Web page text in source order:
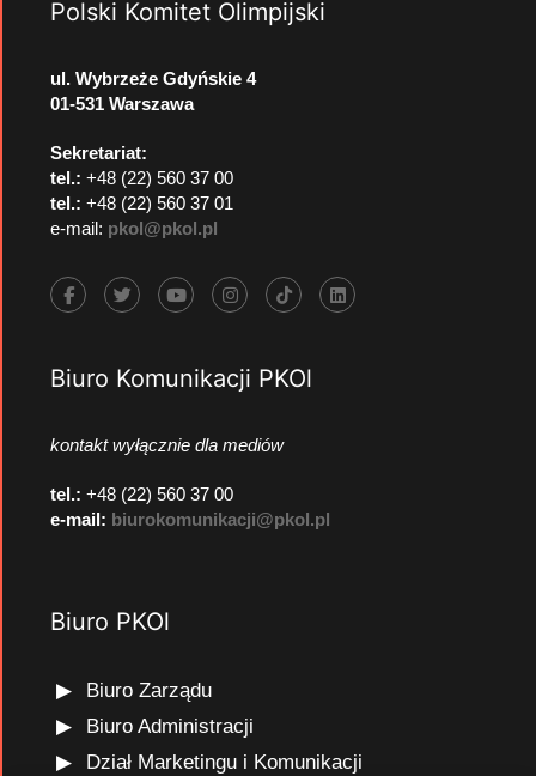
Polski Komitet Olimpijski
ul. Wybrzeże Gdyńskie 4
01-531 Warszawa
Sekretariat:
tel.: +48 (22) 560 37 00
tel.: +48 (22) 560 37 01
e-mail: pkol@pkol.pl
Biuro Komunikacji PKOl
kontakt wyłącznie dla mediów
tel.: +48 (22) 560 37 00
e-mail: biurokomunikacji@pkol.pl
Biuro PKOl
Biuro Zarządu
Biuro Administracji
Dział Marketingu i Komunikacji